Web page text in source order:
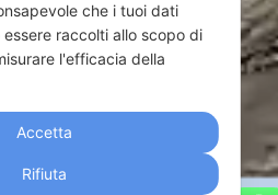
che i tuoi dati
essere raccolti allo scopo di
l'efficacia della
Accetta
Rifiuta